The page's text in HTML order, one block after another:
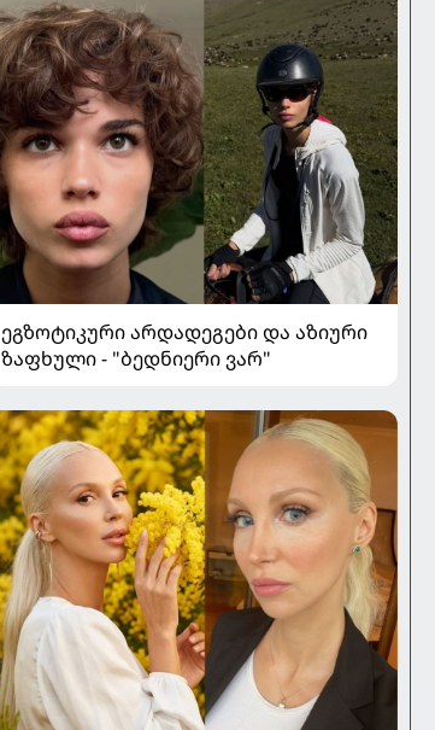
ეგზოტიკური არდადეგები და აზიური
ზაფხული - "ბედნიერი ვარ"